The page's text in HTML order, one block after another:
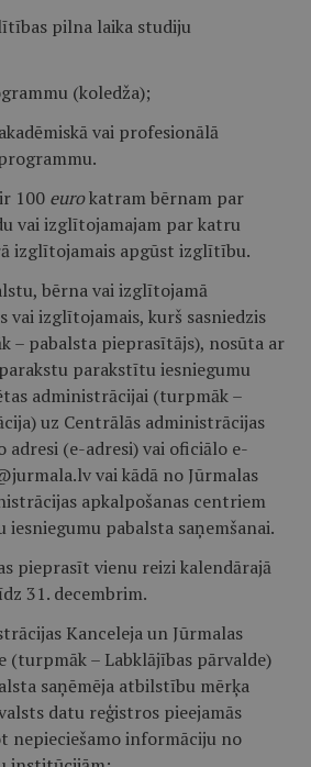
pilna laika studiju
(koledža);
vai profesionālā
100 eurokatram bērnam par
vai izglītojamajam par katru
izglītojamais apgūst izglītību.
bērna vai izglītojamā
vai izglītojamais, kurš sasniedzis
– pabalsta pieprasītājs), nosūta ar
parakstītu iesniegumu
administrācijai (turpmāk –
uz Centrālās administrācijas
(e-adresi) vai oficiālo e-
vai kādā no Jūrmalas
apkalpošanas centriem
pabalsta saņemšanai.
pieprasīt vienu reizi kalendārajā
31. decembrim.
Kanceleja un Jūrmalas
(turpmāk – Labklājības pārvalde)
saņēmēja atbilstību mērķa
datu reģistros pieejamās
nepieciešamo informāciju no